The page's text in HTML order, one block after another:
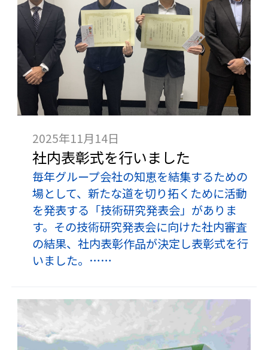
2025年11月14日
社内表彰式を行いました
毎年グループ会社の知恵を結集するための
場として、新たな道を切り拓くために活動
を発表する「技術研究発表会」がありま
す。その技術研究発表会に向けた社内審査
の結果、社内表彰作品が決定し表彰式を行
いました。……